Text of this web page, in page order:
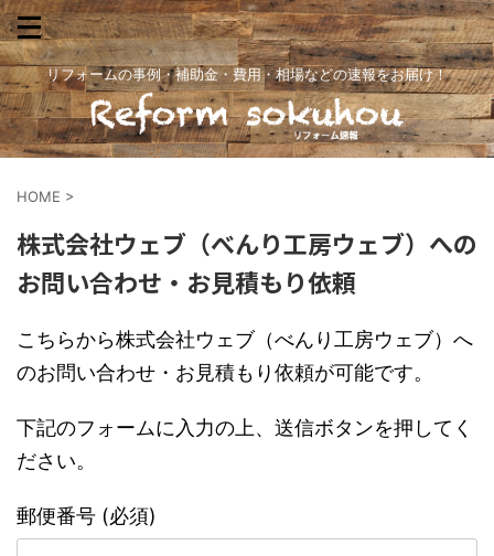
リフォームの事例・補助金・費用・相場などの速報をお届け！
HOME >
株式会社ウェブ（べんり工房ウェブ）への
お問い合わせ・お見積もり依頼
こちらから株式会社ウェブ（べんり工房ウェブ）へ
のお問い合わせ・お見積もり依頼が可能です。
下記のフォームに入力の上、送信ボタンを押してく
ださい。
郵便番号 (必須)